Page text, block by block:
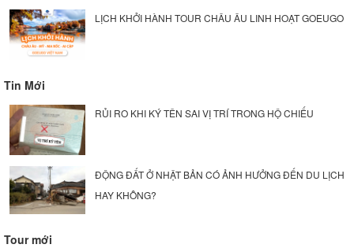
LỊCH KHỞI HÀNH TOUR CHÂU ÂU LINH HOẠT GOEUGO
Tin Mới
RỦI RO KHI KÝ TÊN SAI VỊ TRÍ TRONG HỘ CHIẾU
ĐỘNG ĐẤT Ở NHẬT BẢN CÓ ẢNH HƯỞNG ĐẾN DU LỊCH
HAY KHÔNG?
Tour mới